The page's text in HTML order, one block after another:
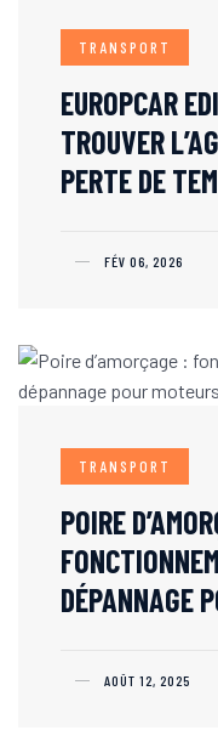
TRANSPORT
EUROPCAR
TROUVER
PERTE DE
FÉV 06, 2026
TRANSPORT
POIRE
DÉPANNAGE
AOÛT 12, 2025